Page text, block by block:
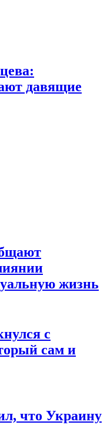
давящие
жизнь
с
сам и
что Украину